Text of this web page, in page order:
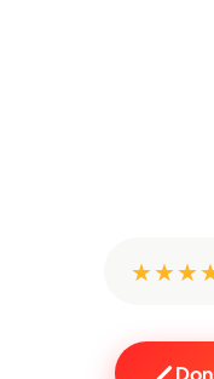
★ ★ ★